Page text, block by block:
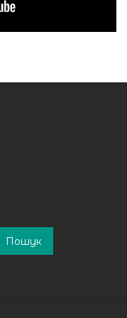
Пошук